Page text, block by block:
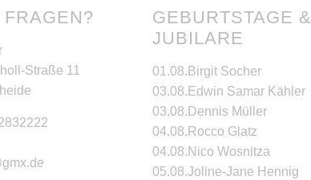
Straße 11
GEBURTSTAGE &
JUBILARE
01.08. Birgit Socher
03.08. Edwin Samar Kähler
03.08. Dennis Müller
04.08. Rocco Glatz
04.08.Nico Wosnitza
05.08.Joline-Jane Hennig